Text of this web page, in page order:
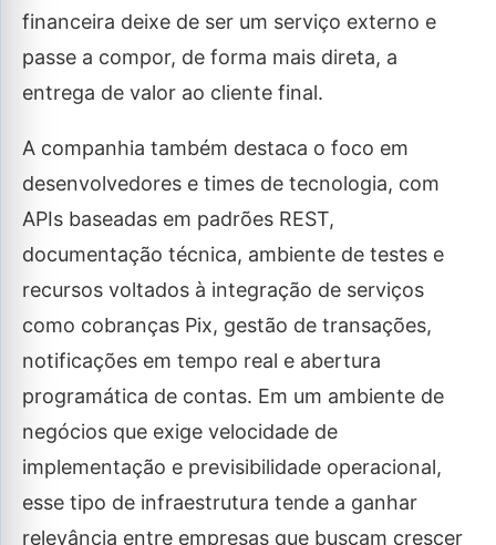
financeira deixe de ser um serviço externo e
passe a compor, de forma mais direta, a
entrega de valor ao cliente final.
A companhia também destaca o foco em
desenvolvedores e times de tecnologia, com
APIs baseadas em padrões REST,
documentação técnica, ambiente de testes e
recursos voltados à integração de serviços
como cobranças Pix, gestão de transações,
notificações em tempo real e abertura
programática de contas. Em um ambiente de
negócios que exige velocidade de
implementação e previsibilidade operacional,
esse tipo de infraestrutura tende a ganhar
relevância entre empresas que buscam crescer